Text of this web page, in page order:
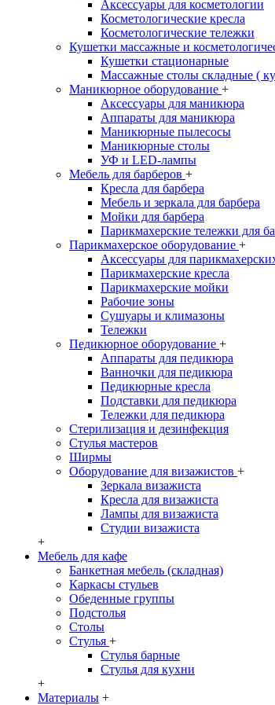
Аксессуары для косметологии
Косметологические кресла
Косметологические тележки
Кушетки массажные и
Кушетки стационарные
Массажные столы складные (
Маникюрное оборудование +
Аксессуары для маникюра
Аппараты для маникюра
Маникюрные пылесосы
Маникюрные столы
УФ и LED-лампы
Мебель для барберов +
Кресла для барбера
Мебель и зеркала для барбера
Мойки для барбера
Парикмахерские тележки для
Парикмахерское оборудование +
Аксессуары для
Парикмахерские кресла
Парикмахерские мойки
Рабочие зоны
Сушуары и климазоны
Тележки
Педикюрное оборудование +
Аппараты для педикюра
Ванночки для педикюра
Педикюрные кресла
Подставки для педикюра
Тележки для педикюра
Стерилизация и дезинфекция
Стулья мастеров
Ширмы
Оборудование для визажистов +
Зеркала визажиста
Кресла для визажиста
Лампы для визажиста
Студии визажиста
+
Мебель для кафе
Банкетная мебель (складная)
Каркасы стульев
Обеденные группы
Подстолья
Столы
Стулья +
Стулья барные
Стулья для кухни
+
Материалы +